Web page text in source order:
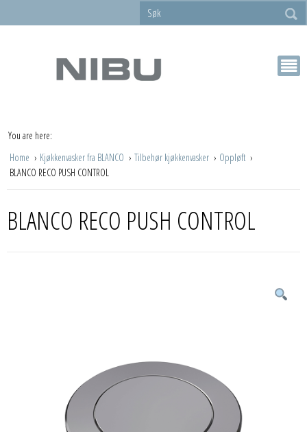
You are here:
Home
Kjøkkenvasker fra BLANCO Tilbehør kjøkkenvasker
Oppløft
BLANCO RECO PUSH CONTROL
BLANCO RECO PUSH CONTROL